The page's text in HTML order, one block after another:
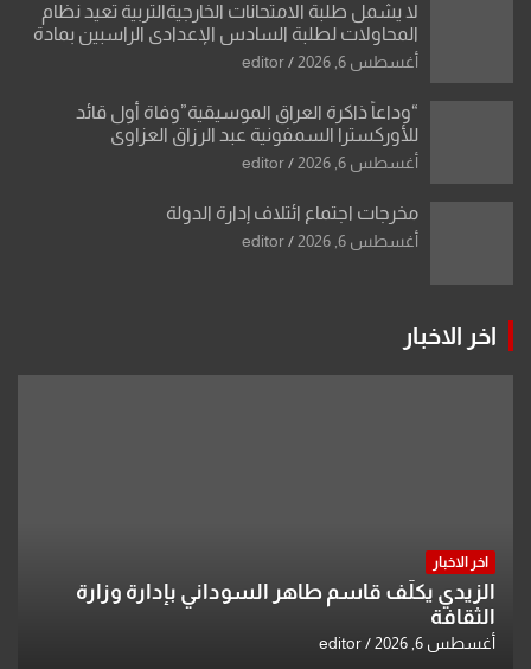
لا يشمل طلبة الامتحانات الخارجيةالتربية تعيد نظام
المحاولات لطلبة السادس الإعدادي الراسبين بمادة
أو مادتين
أغسطس 6, 2026 editor
“وداعاً ذاكرة العراق الموسيقية”وفاة أول قائد
للأوركسترا السمفونية عبد الرزاق العزاوي
أغسطس 6, 2026 editor
مخرجات اجتماع ائتلاف إدارة الدولة
أغسطس 6, 2026 editor
اخر الاخبار
اخر الاخبار
الزيدي يكلّف قاسم طاهر السوداني بإدارة وزارة
الثقافة
أغسطس 6, 2026 editor